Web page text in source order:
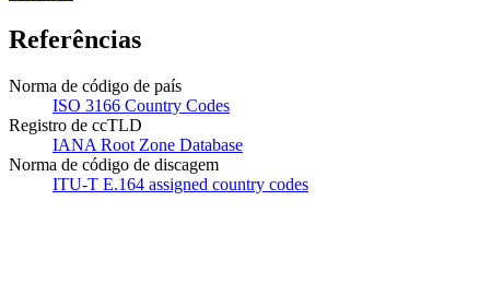
Referências
Norma de código de país
ISO 3166 Country Codes
Registro de ccTLD
IANA Root Zone Database
Norma de código de discagem
ITU-T E.164 assigned country codes